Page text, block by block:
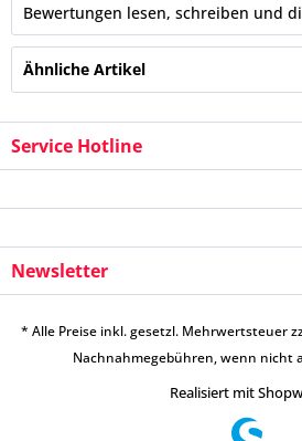
Bewertungen lesen, schreiben und
Ähnliche Artikel
Service Hotline
Newsletter
* Alle Preise inkl. gesetzl. Mehrwertsteuer
Nachnahmegebühren, wenn nicht
Realisiert mit